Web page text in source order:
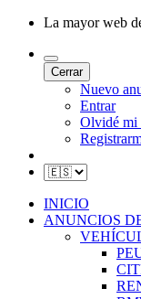
La mayor web
Cerrar
Nuevo
Entrar
Olvidé mi
INICIO
ANUNCIOS